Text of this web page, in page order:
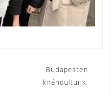
Budapesten
kirándultunk.